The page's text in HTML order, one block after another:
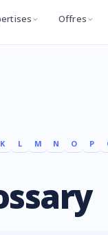
Offres
K L M N O P